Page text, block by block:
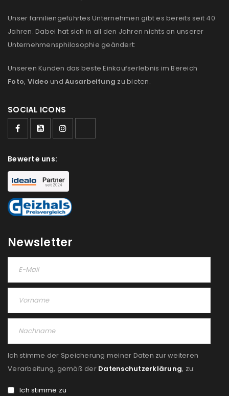
Please select all the ways you would like to hear from
us
Ich stimme zu
akzeptiere die
REGISTRIEREN
Unser familiengeführtes Unternehmen gibt es bereits seit 40
Jahren. Dabei hat sich in all den Jahren nichts an unserer
Unternehmensphilosophie geändert:
Unseren Kunden das beste Einkaufserlebnis im Bereich
Foto, Video und Ausarbeitung zu bieten.
SOCIAL ICONS
Bewerte uns:
Newsletter
Ich stimme der Speicherung meiner Daten zur weiteren
Verarbeitung, gemäß der Datenschutzerklärung, zu:
Ich stimme zu